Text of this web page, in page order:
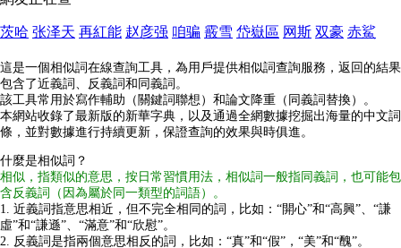
茨哈 张泽天 再紅能 赵彦强 咱骗 霰雪 岱嶽區 网斯 双豪 赤鯊
這是一個相似詞在線查詢工具，為用戶提供相似詞查詢服務，返回的結果
包含了近義詞、反義詞和同義詞。
該工具常用於寫作輔助（關鍵詞聯想）和論文降重（同義詞替換）。
本網站收錄了最新版的新華字典，以及通過全網數據挖掘出海量的中文詞
條，並對數據進行持續更新，保證查詢的效果與時俱進。
什麼是相似詞？
相似，指類似的意思，按日常習慣用法，相似詞一般指同義詞，也可能包
含反義詞（因為屬於同一類型的詞語）。
1. 近義詞指意思相近，但不完全相同的詞，比如：“開心”和“高興”、“謙
虛”和“謙遜”、“滿意”和“欣慰”。
2. 反義詞是指兩個意思相反的詞，比如：“真”和“假”，“美”和“醜”。